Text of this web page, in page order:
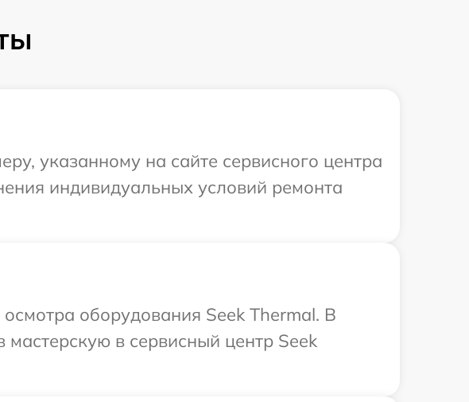
указанному на сайте сервисного центра
индивидуальных условий ремонта
оборудования Seek Thermal. В
в сервисный центр Seek